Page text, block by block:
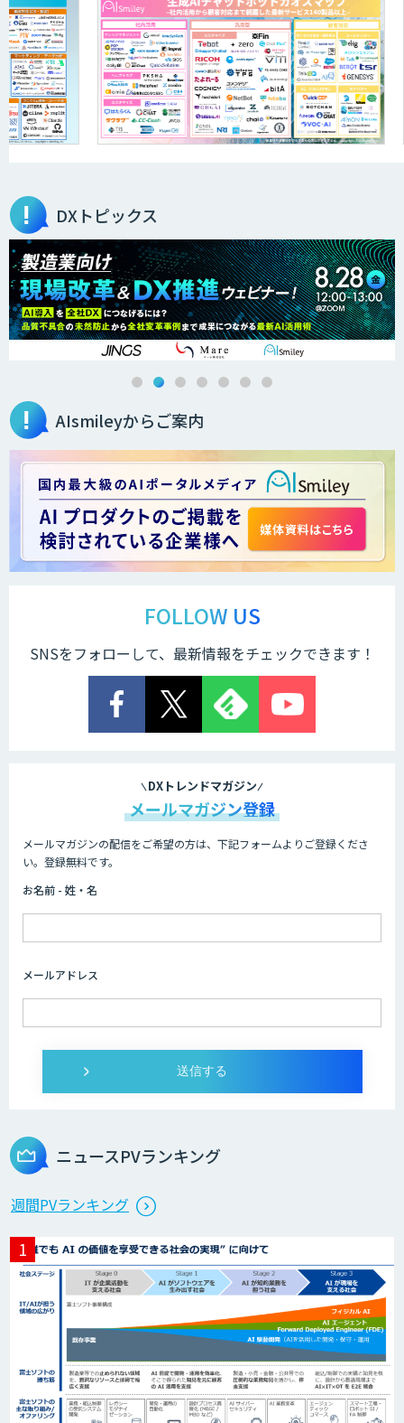
『KISS』
RAGデータ作成ツール
データ構造化ソリューション「DX-laei」
ローカル対応文書管理AIシステム
Galaxy-Eye Episode
AI開発・伴走支援・内製化支援
ChatGPTマスター養成講座 AIリスキリ
ング研修
フルチャット」
DXセカンドオピニオン
集
Drug Discovery AI Factory
KIBIT Amanogawa
alivorte(アリヴォルテ)
AI・データ活用コンサルティング・受託
開発支援
TASUKI Annotation
DXトピックス
AIsmileyからご案内
FOLLOW US
SNSをフォローして、最新情報をチェックできます！
DXトレンドマガジン
メールマガジン登録
メールマガジンの配信をご希望の方は、下記フォームよりご登録くださ
い。登録無料です。
お名前 - 姓・名
メールアドレス
ニュースPVランキング
週間PVランキング